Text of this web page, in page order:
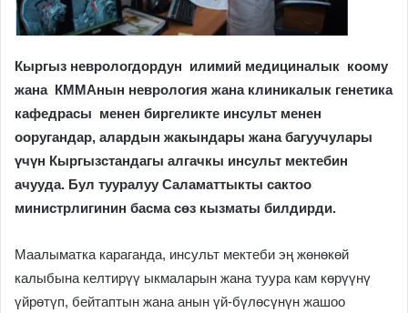
Кыргыз неврологдордун илимий медициналык коому
жана КММАнын неврология жана клиникалык генетика
кафедрасы менен биргеликте инсульт менен
ооругандар, алардын жакындары жана багуучулары
үчүн Кыргызстандагы алгачкы инсульт мектебин
ачууда. Бул тууралуу Саламаттыкты сактоо
министрлигинин басма сөз кызматы билдирди.
Маалыматка караганда, инсульт мектеби эң жөнөкөй
калыбына келтирүү ыкмаларын жана туура кам көрүүнү
үйрөтүп, бейтаптын жана анын үй-бүлөсүнүн жашоо